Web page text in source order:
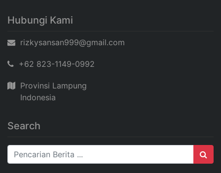
Hubungi Kami
rizkysansan999@gmail.com
+62 823-1149-0992
Provinsi Lampung
Indonesia
Search